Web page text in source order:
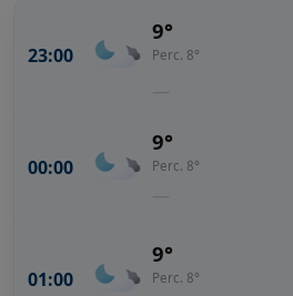
23:00
9°
Perc. 8°
—
00:00
9°
Perc. 8°
—
01:00
9°
Perc. 8°